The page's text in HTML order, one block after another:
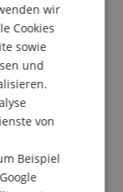
mit Schule
und Übung
Musikspaß
Notenhalter
Design
51,90 €
(AT)
FRENCH
ITALIAN
SPANISH
wir
Cookies
sowie
und
von
Beispiel